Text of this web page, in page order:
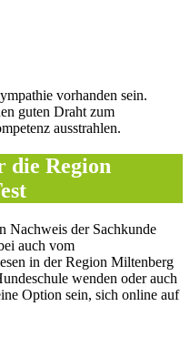
vorhanden sein.
guten Draht zum
ausstrahlen.
die Region
Nachweis der Sachkunde
auch vom
in der Region Miltenberg
wenden oder auch
Option sein, sich online auf